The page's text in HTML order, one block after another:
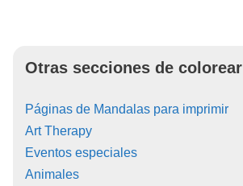
Otras secciones de colorear
Páginas de Mandalas para imprimir
Art Therapy
Eventos especiales
Animales